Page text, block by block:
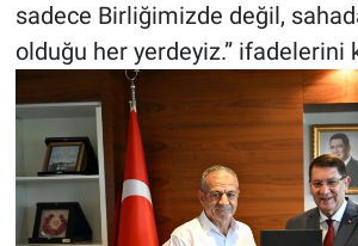
sadece Birliğimizde değil,
olduğu her yerdeyiz.” ifadelerini